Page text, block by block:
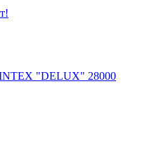
INTEX "DELUX" 28000